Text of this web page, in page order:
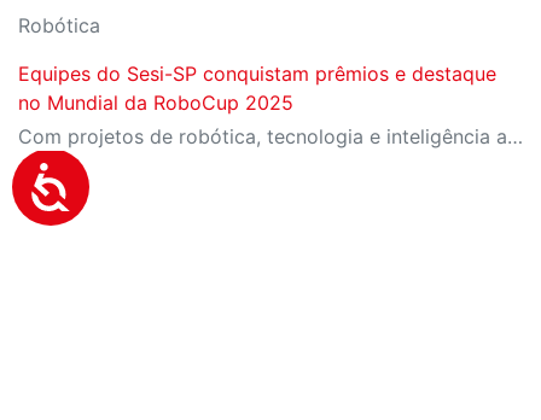
Robótica
Equipes do Sesi-SP conquistam prêmios e destaque
no Mundial da RoboCup 2025
Com projetos de robótica, tecnologia e inteligência artificial, estudantes do ensino médio brilharam em três modalidades da competição internacional realizada em Salvador